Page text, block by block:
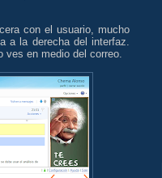
con el usuario, mucho
a la derecha del interfaz.
en medio del correo.